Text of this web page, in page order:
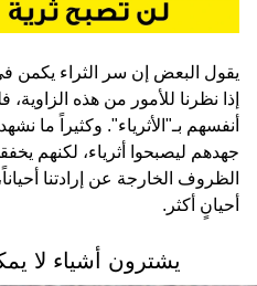
يقول البعض إن سر الثراء يكمن
إذا نظرنا للأمور من هذه
أنفسهم بـ"الأثرياء". وكثيراً ما
جهدهم ليصبحوا أثرياء، لكنهم
الظروف الخارجة عن إرادتنا
أحيانٍ أكثر.
يشترون أشياء لا